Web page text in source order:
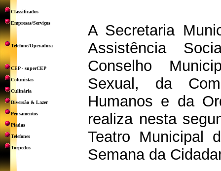
Classificados
Empresas/Serviços
Telefone/Operadora
CEP - superCEP
Colunistas
Culinária
Diversão & Lazer
Pensamentos
Piadas
Telefones
Torpedos
A Secretaria
Assistência
Conselho
Sexual, da
Humanos e da
realiza nesta
Teatro Municipal
Semana da